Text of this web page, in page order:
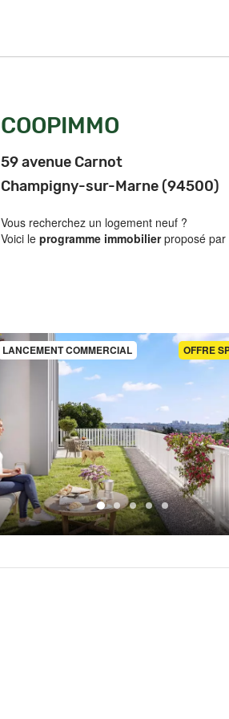
COOPIMMO
59 avenue Carnot
Champigny-sur-Marne (94500)
Vous recherchez un logement neuf ?
Voici le programme immobilierproposé par
OFFRE
LANCEMENT COMMERCIAL